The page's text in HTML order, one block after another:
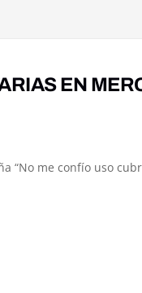
EN
“No me confío uso